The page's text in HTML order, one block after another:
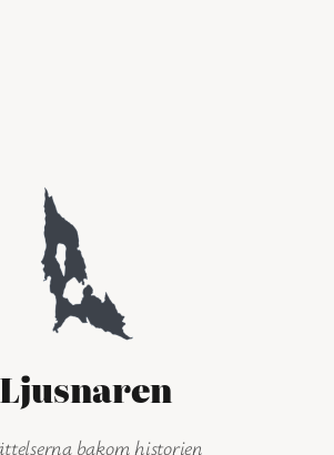
Ljusnaren
bakom historien